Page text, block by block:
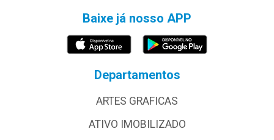
Baixe já nosso APP
Departamentos
ARTES GRAFICAS
ATIVO IMOBILIZADO